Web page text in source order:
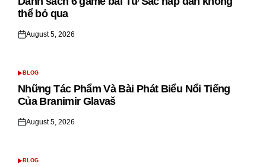
thể bỏ qua
Posted
August 5, 2026
POSTED
BLOG
Những Tác Phẩm Và Bài Phát Biểu Nổi Tiếng
Của Branimir Glavaš
Posted
August 5, 2026
POSTED
BLOG